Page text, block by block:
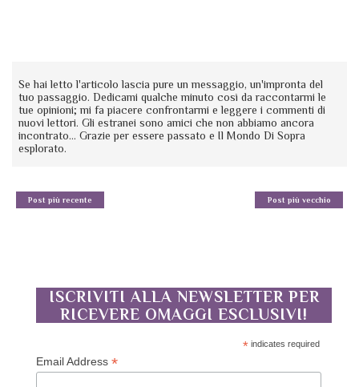
Se hai letto l'articolo lascia pure un messaggio, un'impronta del
tuo passaggio. Dedicami qualche minuto così da raccontarmi le
tue opinioni; mi fa piacere confrontarmi e leggere i commenti di
nuovi lettori. Gli estranei sono amici che non abbiamo ancora
incontrato... Grazie per essere passato e Il Mondo Di Sopra
esplorato.
Post più recente Post più vecchio
ISCRIVITI ALLA NEWSLETTER PER
RICEVERE OMAGGI ESCLUSIVI!
* indicates required
Email Address*